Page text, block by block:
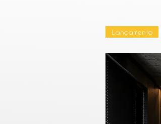
Lançamento